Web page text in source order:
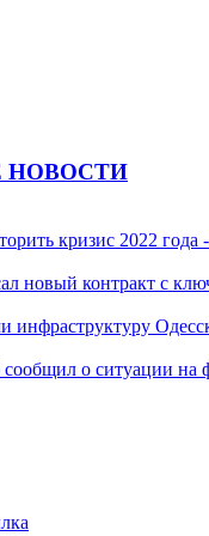
НОВОСТИ
кризис 2022 года
новый контракт с
инфраструктуру
сообщил о ситуации на